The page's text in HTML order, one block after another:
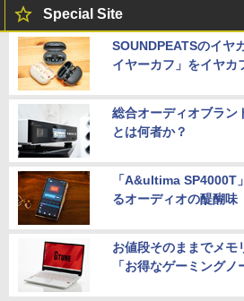
Special Site
SOUNDPEATSのイヤ
イヤーカフ」をイヤカ
総合オーディオブラン
とは何者か？
「A&ultima SP4000T
るオーディオの醍醐味
お値段そのままでメモ
「お得なゲーミングノ